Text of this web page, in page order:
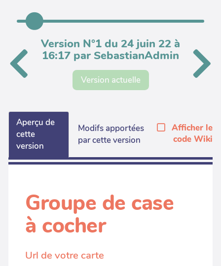
Version N°1 du 24 juin 22 à
16:17 par SebastianAdmin
Version actuelle
Aperçu de
cette
version
Modifs apportées
par cette version
Afficher le
code Wiki
Groupe de case
à cocher
Url de votre carte